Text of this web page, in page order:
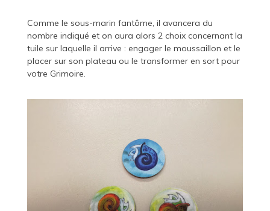
Comme le sous-marin fantôme, il avancera du
nombre indiqué et on aura alors 2 choix concernant la
tuile sur laquelle il arrive : engager le moussaillon et le
placer sur son plateau ou le transformer en sort pour
votre Grimoire.